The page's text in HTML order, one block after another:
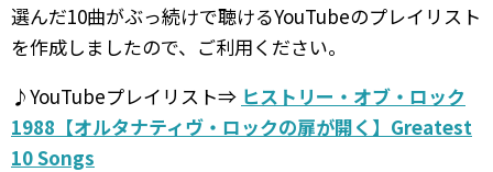
選んだ10曲がぶっ続けで聴けるYouTubeのプレイリスト
を作成しましたので、ご利用ください。
♪YouTubeプレイリスト⇒ ヒストリー・オブ・ロック
1988【オルタナティヴ・ロックの扉が開く】Greatest
10 Songs